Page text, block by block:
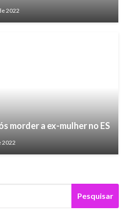
2022
morder a ex-mulher no ES
2022
Pesquisar